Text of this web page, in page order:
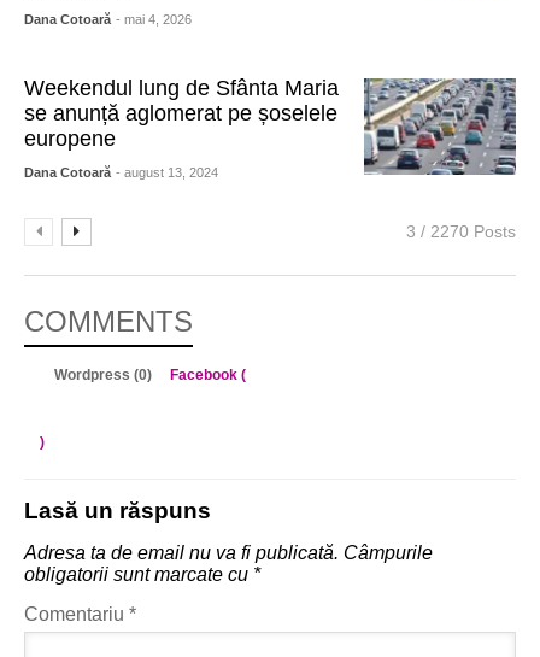
Dana Cotoară - mai 4, 2026
Weekendul lung de Sfânta Maria
se anunță aglomerat pe șoselele
europene
Dana Cotoară - august 13, 2024
3 / 2270 Posts
COMMENTS
Wordpress (0) Facebook (
)
Lasă un răspuns
Adresa ta de email nu va fi publicată. Câmpurile
obligatorii sunt marcate cu *
Comentariu *